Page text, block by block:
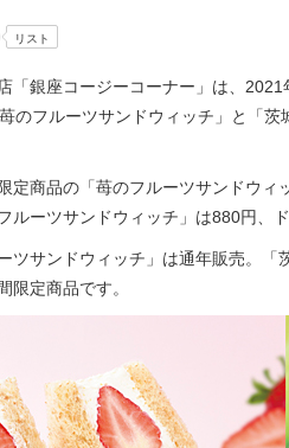
リスト
「銀座コージーコーナー」は、
のフルーツサンドウィッチ」と「
定商品の「苺のフルーツサンドウィ
ルーツサンドウィッチ」は880円、
ツサンドウィッチ」は通年販売。「
限定商品です。